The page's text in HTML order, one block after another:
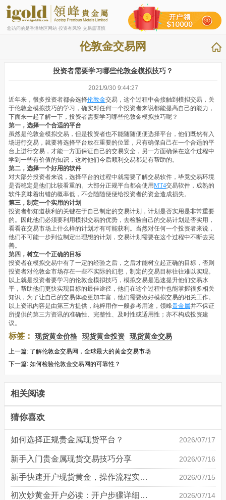
您访问的是香港地区网站 投资有风险 交易需谨慎
伦敦金交易网
投资者需要学习哪些伦敦金模拟技巧？
2021/9/30 9:44:27
近年来，很多投资者都会选择伦敦金交易，这个过程中会接触到模拟交易，关
于伦敦金模拟技巧的学习，确实对任何一个投资者来说都能提高自己的能力，
下面来一起了解一下，投资者需要学习哪些伦敦金模拟技巧呢？
第一，选择一个合适的平台
虽然是伦敦金模拟交易，但是投资者也不能随随便便选择平台，他们既然有入
场进行交易，就要将选择平台放在重要的位置，只有确保自己在一个合适的平
台上进行交易，才能一方面保证自己的交易安全，另一方面确保在这个过程中
学到一些有价值的知识，这对他们今后顺利交易都是有帮助的。
第二，选择一个好用的软件
对大部分投资者来说，选择平台的过程中就需要了解交易软件，毕竟交易环境
是否稳定是他们比较看重的。大部分正规平台都会使用MT4交易软件，成熟的
软件意味着出错的概率低，不会随随便便给投资者的资金造成损失。
第三，制定一个实用的计划
投资者都知道获利的关键在于自己制定的交易计划，计划是否实用是非常重要
的。因此他们必须要利用模拟交易的优势，去检验自己的交易计划是否实用，
看看在交易市场上什么样的计划才有可能获利。当然对任何一个投资者来说，
他们不可能一步到位制定出理想的计划，交易计划需要在这个过程中不断去完
善。
第四，树立一个正确的目标
投资者在模拟交易中有了一定的经验之后，之后才能树立起正确的目标，否则
投资者对伦敦金市场存在一些不实际的幻想，制定的交易目标往往难以实现。
以上就是投资者要学习的伦敦金模拟技巧，模拟交易是迅速提升他们交易水
平，帮助他们更快实现目标的最佳途径，他们在这个过程中也能掌握很多相关
知识，为了让自己的交易体验更加丰富，他们需要做好模拟交易的相关工作。
以上资讯内容是由第三方提供，纯粹用作一般参考用途，领峰贵金属并不保证
所提供的第三方资讯的准确性、完整性、及时性或适用性；亦不构成投资建
议。
标签： 现货黄金价格 现货黄金投资 现货黄金交易
上一篇: 了解伦敦金交易网，全球最大的黄金交易市场
下一篇: 如何检验伦敦金交易网的可靠性？
相关阅读
猜你喜欢
如何选择正规贵金属现货平台？ 2026/07/17
新手入门贵金属现货交易技巧分享 2026/07/16
新手快速开户现货黄金，操作流程实操详解 2026/07/15
初次炒黄金开户必读：开户步骤详细说明 2026/07/14